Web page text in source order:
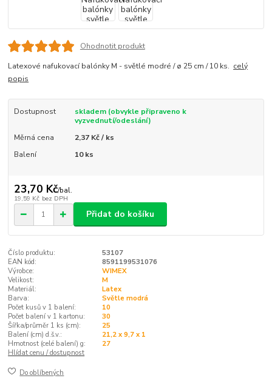
Ohodnotit produkt
Latexové nafukovací balónky M - světlé modré / ø 25 cm / 10 ks. celý
popis
Dostupnost
skladem (obvykle připraveno k
vyzvednutí/odeslání)
Měrná cena
2,37 Kč / ks
Balení
10 ks
23,70 Kč/bal.
19,59 Kč bez DPH
Přidat do košíku
Číslo produktu:
53107
EAN kód:
8591199531076
Výrobce:
WIMEX
Velikost:
M
Materiál:
Latex
Barva:
Světle modrá
Počet kusů v 1 balení:
10
Počet balení v 1 kartonu:
30
Šířka/průměr 1 ks (cm):
25
Balení (cm) d.š.v.:
21,2 x 9,7 x 1
Hmotnost (celé balení) g:
27
Hlídat cenu / dostupnost
Do oblíbených